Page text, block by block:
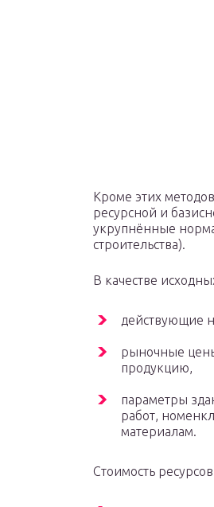
Кроме этих
ресурсной и
укрупнённые
строительства).
В качестве
действующие
рыночные
продукцию,
параметры
работ,
материалам.
Стоимость